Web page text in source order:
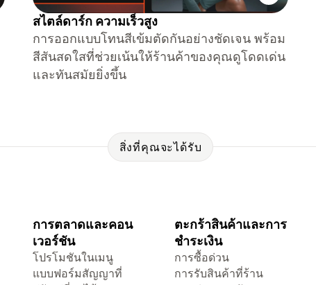
สไตล์ดาร์ก ความเร็วสูง
การออกแบบโทนสีเข้มตัดกันอย่างชัดเจน พร้อม
สีสันสดใสที่ช่วยเน้นให้ร้านค้าของคุณดูโดดเด่น
และทันสมัยยิ่งขึ้น
สิ่งที่คุณจะได้รับ
การตลาดและคอน
เวอร์ชัน
โปรโมชันในเมนู
แบบฟอร์มสัญญาที่
ตะกร้าสินค้าและการ
ชำระเงิน
การซื้อด่วน
การรับสินค้าที่ร้าน